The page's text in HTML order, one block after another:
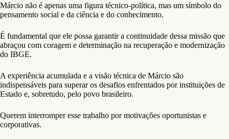
Márcio não é apenas uma figura técnico-política, mas um símbolo do
pensamento social e da ciência e do conhecimento.
É fundamental que ele possa garantir a continuidade dessa missão que
abraçou com coragem e determinação na recuperação e modernização
do IBGE.
A experiência acumulada e a visão técnica de Márcio são
indispensáveis para superar os desafios enfrentados por instituições de
Estado e, sobretudo, pelo povo brasileiro.
Querem interromper esse trabalho por motivações oportunistas e
corporativas.